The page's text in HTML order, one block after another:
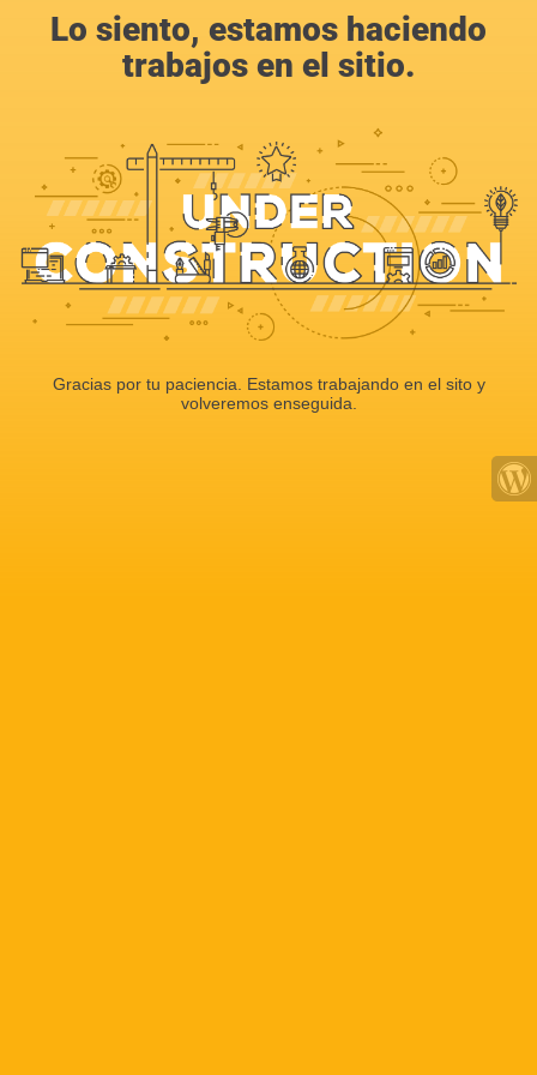
Lo siento, estamos haciendo
trabajos en el sitio.
Gracias por tu paciencia. Estamos trabajando en el sito y
volveremos enseguida.